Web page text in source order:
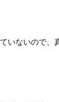
いないので、